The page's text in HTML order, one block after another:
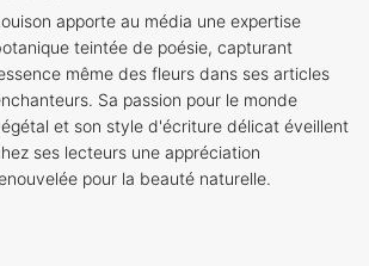
apporte au média une expertise
teintée de poésie, capturant
même des fleurs dans ses articles
Sa passion pour le monde
et son style d'écriture délicat éveillent
ses lecteurs une appréciation
pour la beauté naturelle.